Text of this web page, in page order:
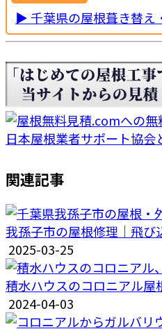
▶ 千葉県の屋根葺き替え
日本屋根業者サポート協会
関連記事
我孫子市の屋根修理｜飛び
2025-03-25
積水ハウスのコロニアル
2024-04-03